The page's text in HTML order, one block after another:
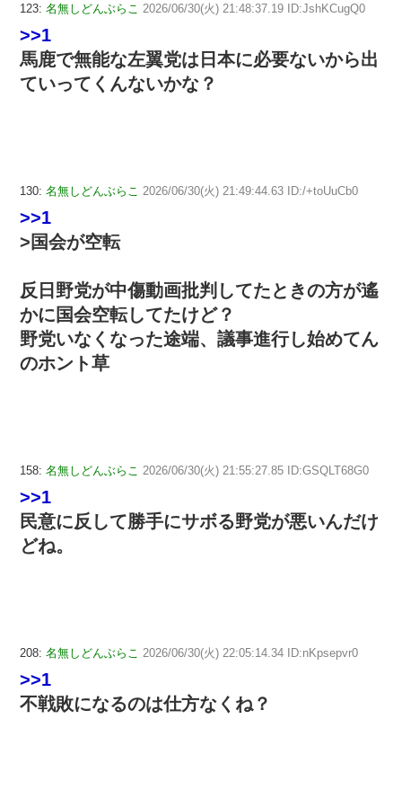
123: 名無しどんぶらこ 2026/06/30(火) 21:48:37.19 ID:JshKCugQ0
>>1
馬鹿で無能な左翼党は日本に必要ないから出
ていってくんないかな？
130: 名無しどんぶらこ 2026/06/30(火) 21:49:44.63 ID:/+toUuCb0
>>1
>国会が空転
反日野党が中傷動画批判してたときの方が遙
かに国会空転してたけど？
野党いなくなった途端、議事進行し始めてん
のホント草
158: 名無しどんぶらこ 2026/06/30(火) 21:55:27.85 ID:GSQLT68G0
>>1
民意に反して勝手にサボる野党が悪いんだけ
どね。
208: 名無しどんぶらこ 2026/06/30(火) 22:05:14.34 ID:nKpsepvr0
>>1
不戦敗になるのは仕方なくね？